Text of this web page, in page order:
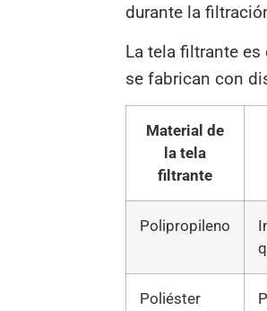
durante la
La tela filtrante
se fabrican con
Material de
la tela
filtrante
Polipropileno
Poliéster